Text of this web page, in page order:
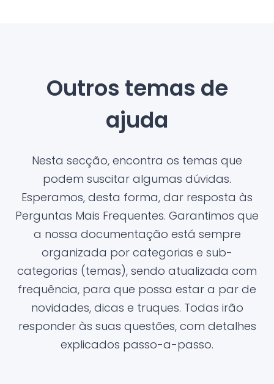
Outros temas de
ajuda
Nesta secção, encontra os temas que
podem suscitar algumas dúvidas.
Esperamos, desta forma, dar resposta às
Perguntas Mais Frequentes. Garantimos que
a nossa documentação está sempre
organizada por categorias e sub-
categorias (temas), sendo atualizada com
frequência, para que possa estar a par de
novidades, dicas e truques. Todas irão
responder às suas questões, com detalhes
explicados passo-a-passo.